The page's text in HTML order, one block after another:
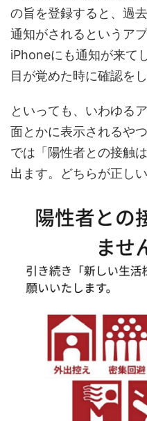
の旨を登録すると、過
通知がされるというア
iPhoneにも通知が来て
目が覚めた時に確認をし
といっても、いわゆる
面とかに表示されるや
では「陽性者との接触
出ます。どちらが正し